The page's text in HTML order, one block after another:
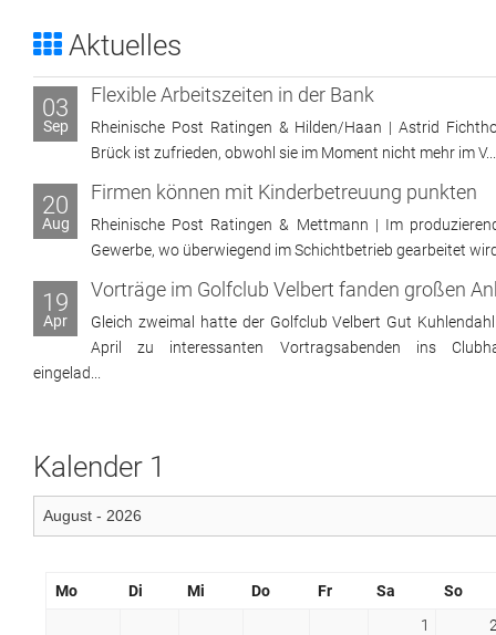
Aktuelles
03
Sep
Flexible Arbeitszeiten in der Bank
Rheinische Post Ratingen & Hilden/Haan | Astrid
Brück ist zufrieden, obwohl sie im Moment nicht mehr im V...
20
Aug
Firmen können mit Kinderbetreuung punkten
Rheinische Post Ratingen & Mettmann | Im
Gewerbe, wo überwiegend im Schichtbetrieb gearbeitet
19
Apr
Gleich zweimal hatte der Golfclub Velbert Gut
April zu interessanten Vortragsabenden ins
eingelad...
Kalender 1
Mo Di Mi Do Fr Sa
So
1